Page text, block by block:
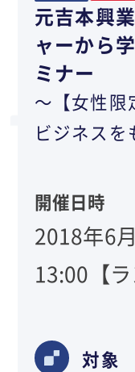
元吉本興
ャーから
ミナー
～【女性限
ビジネス
開催日時
2018年6
13:00【ラ
対象